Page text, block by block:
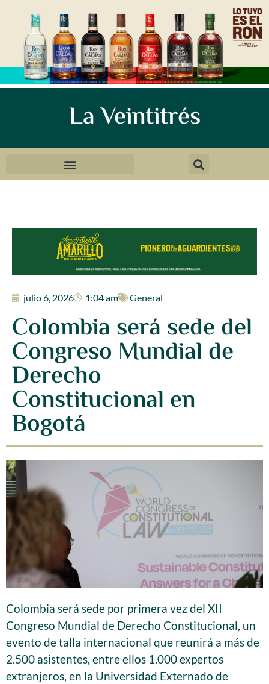
La Veintitrés
julio 6, 2026 1:04 am General
Colombia será sede del
Congreso Mundial de
Derecho
Constitucional en
Bogotá
Colombia será sede por primera vez del XII
Congreso Mundial de Derecho Constitucional, un
evento de talla internacional que reunirá a más de
2.500 asistentes, entre ellos 1.000 expertos
extranjeros, en la Universidad Externado de